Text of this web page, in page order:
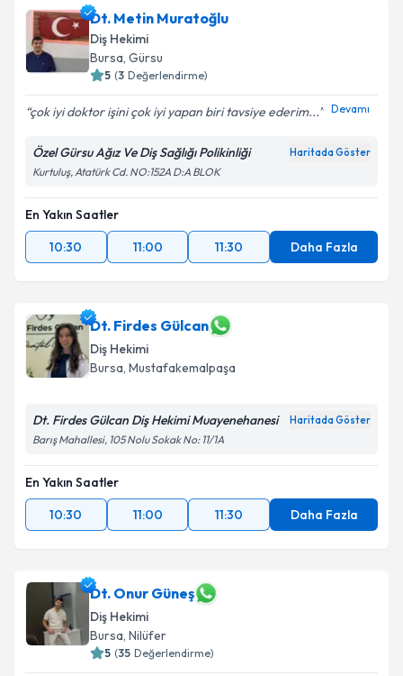
Dt. Metin Muratoğlu
Diş Hekimi
Bursa, Gürsu
5 (3 Değerlendirme)
çok iyi doktor işini çok iyi yapan biri tavsiye ederim... Devamı
Özel Gürsu Ağız Ve Diş Sağlığı Polikinliği Haritada Göster
Kurtuluş, Atatürk Cd. NO:152A D:A BLOK
En Yakın Saatler
10:30
11:00 11:30 Daha Fazla
Dt. Firdes Gülcan
Diş Hekimi
Bursa, Mustafakemalpaşa
Dt. Firdes Gülcan Diş Hekimi Muayenehanesi Haritada Göster
Barış Mahallesi, 105 Nolu Sokak No: 11/1A
En Yakın Saatler
10:30
11:00 11:30 Daha Fazla
Dt. Onur Güneş
Diş Hekimi
Bursa, Nilüfer
5 (35 Değerlendirme)